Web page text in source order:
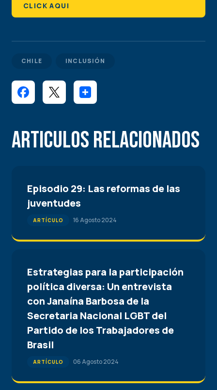
CLICK AQUI
CHILE INCLUSIÓN
Articulos Relacionados
Episodio 29: Las reformas de las
juventudes
ARTÍCULO 16 Agosto 2024
Estrategias para la participación
política diversa: Un entrevista
con Janaína Barbosa de la
Secretaria Nacional LGBT del
Partido de los Trabajadores de
Brasil
ARTÍCULO 06 Agosto 2024